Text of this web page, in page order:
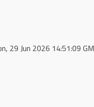
29 Jun 2026 14:51:09